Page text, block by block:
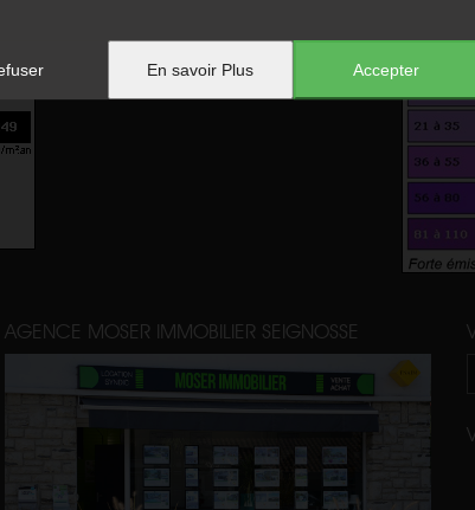
En savoir Plus Accepter
AGENCE MOSER IMMOBILIER SEIGNOSSE